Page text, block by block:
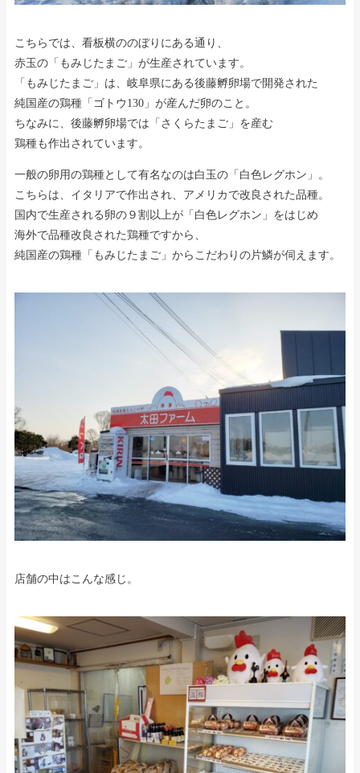
こちらでは、看板横ののぼりにある通り、
赤玉の「もみじたまご」が生産されています。
「もみじたまご」は、岐阜県にある後藤孵卵場で開発された
純国産の鶏種「ゴトウ130」が産んだ卵のこと。
ちなみに、後藤孵卵場では「さくらたまご」を産む
鶏種も作出されています。
一般の卵用の鶏種として有名なのは白玉の「白色レグホン」。
こちらは、イタリアで作出され、アメリカで改良された品種。
国内で生産される卵の９割以上が「白色レグホン」をはじめ
海外で品種改良された鶏種ですから、
純国産の鶏種「もみじたまご」からこだわりの片鱗が伺えます。
店舗の中はこんな感じ。